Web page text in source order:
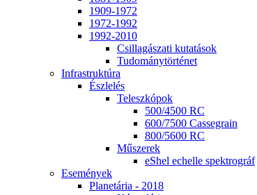
1909-1972
1972-1992
1992-2010
Csil­la­gá­sza­ti ku­ta­tá­sok
Tu­do­mány­tör­té­net
Inf­ra­struk­tú­ra
Ész­le­lés
Te­lesz­kó­pok
500/4500 RC
600/7500 Cas­seg­ra­in
800/5600 RC
Mű­sze­rek
eS­hel echel­le spekt­ro­gráf
Ese­mé­nyek
Pla­ne­tá­ria - 2018